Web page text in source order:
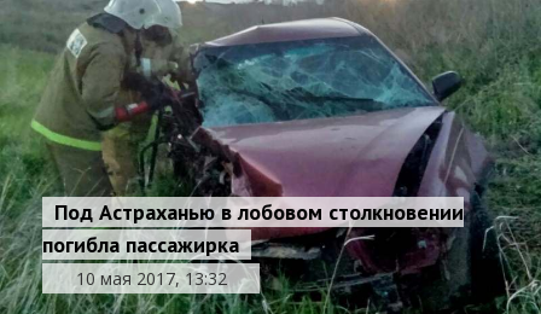
Под Астраханью в лобовом столкновении
погибла пассажирка
10 мая 2017, 13:32